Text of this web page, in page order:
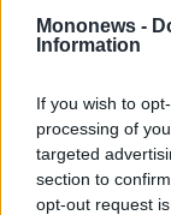
Mononews -
Information
If you wish to
processing of
targeted
section to
opt-out request